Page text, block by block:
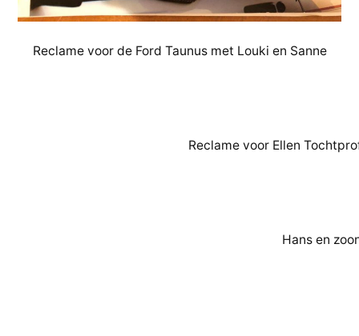
Reclame voor de Ford Taunus met Louki en Sanne
Reclame voor Ellen
Hans en